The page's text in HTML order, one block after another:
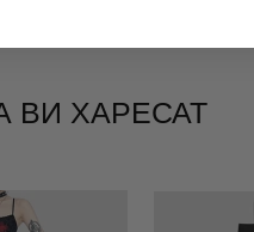
ХАРЕСАТ